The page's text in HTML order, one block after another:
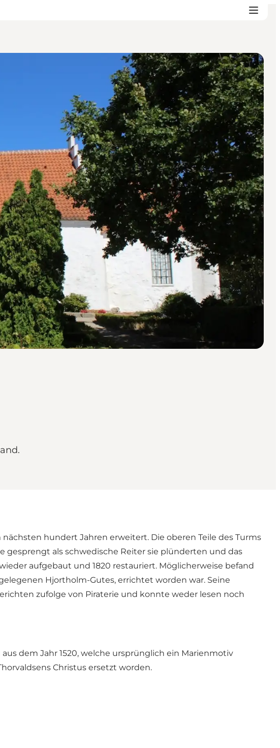
hundert Jahren erweitert. Die oberen Teile des Turms
gesprengt als schwedische Reiter sie plünderten und das
aufgebaut und 1820 restauriert. Möglicherweise befand
Hjortholm-Gutes, errichtet worden war. Seine
zufolge von Piraterie und konnte weder lesen noch
dem Jahr 1520, welche ursprünglich ein Marienmotiv
Christus ersetzt worden.